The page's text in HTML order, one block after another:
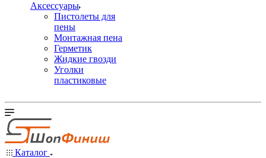
Аксессуары
Пистолеты для
пены
Монтажная пена
Герметик
Жидкие гвозди
Уголки
пластиковые
Каталог